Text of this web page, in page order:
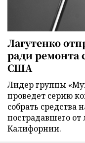
Лагутенко
ради ремонта
США
Лидер группы
проведет серию
собрать средства
пострадавшего
Калифорнии.